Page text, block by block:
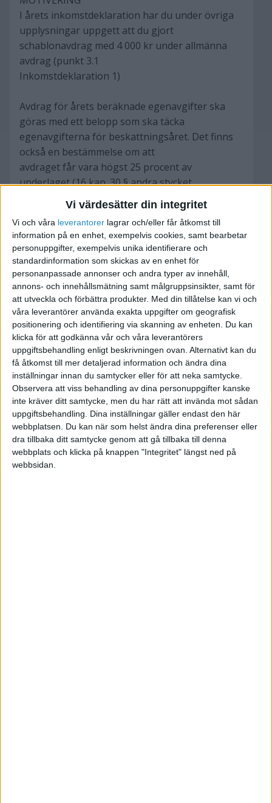
Vi värdesätter din integritet
Vi och våra leverantorer lagrar och/eller får åtkomst till
information på en enhet, exempelvis cookies, samt bearbetar
personuppgifter, exempelvis unika identifierare och
standardinformation som skickas av en enhet för
personanpassade annonser och andra typer av innehåll,
annons- och innehållsmätning samt målgruppsinsikter, samt för
att utveckla och förbättra produkter. Med din tillåtelse kan vi och
våra leverantörer använda exakta uppgifter om geografisk
positionering och identifiering via skanning av enheten. Du kan
klicka för att godkänna vår och våra leverantörers
uppgiftsbehandling enligt beskrivningen ovan. Alternativt kan du
få åtkomst till mer detaljerad information och ändra dina
inställningar innan du samtycker eller för att neka samtycke.
Observera att viss behandling av dina personuppgifter kanske
inte kräver ditt samtycke, men du har rätt att invända mot sådan
uppgiftsbehandling. Dina inställningar gäller endast den här
webbplatsen. Du kan när som helst ändra dina preferenser eller
dra tillbaka ditt samtycke genom att gå tillbaka till denna
webbplats och klicka på knappen "Integritet" längst ned på
webbsidan.
I årets inkomstdeklaration har du under övriga
upplysningar uppgett att du gjort
schablonavdrag med 4 000 kr under allmänna
avdrag (punkt 3.1
Inkomstdeklaration 1)
Avdrag för årets beräknade egenavgifter ska
göras med ett belopp som ska täcka
egenavgifterna för beskattningsåret. Det finns
också en bestämmelse om att
avdraget får vara högst 25 procent av
underlaget (16 kap. 30 § andra stycket
inkomstskattelagen). Grundregeln är att
avdraget ska motsvara de egenavgifter
som man kommer att bli påförd, detta avdrag får
i sin tur vara högst 25 procent."
Jag har alltid betalat in 50% av allt överskott och
nu verkar de göra differens på ca 40 000 kr. Se
bifgade bilder (1.png & 2.png) för deras tidigare
& ändrade värden. Jag kan ha misstolkar det hela
och jublat ut i förskott.
Trevlig helg! / Max.
MaxTheMarketer
2018-05-18 11:28